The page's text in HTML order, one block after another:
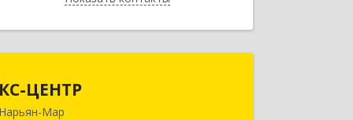
КС-ЦЕНТР
Нарьян-Мар